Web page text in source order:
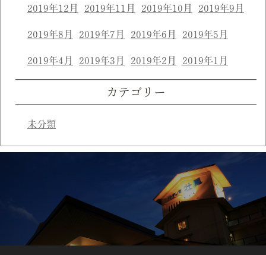
2019年12月 2019年11月 2019年10月 2019年9月
2019年8月 2019年7月 2019年6月 2019年5月
2019年4月 2019年3月 2019年2月 2019年1月
カテゴリー
未分類